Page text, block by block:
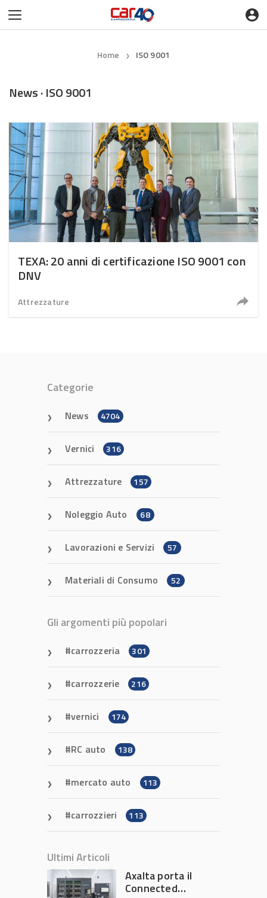
Home ❯ ISO 9001
News · ISO 9001
TEXA: 20 anni di certificazione ISO 9001 con
DNV
Attrezzature
Categorie
News 4704
Vernici 316
Attrezzature 157
Noleggio Auto 68
Lavorazioni e Servizi 57
Materiali di Consumo 52
Gli argomenti più popolari
carrozzeria 301
carrozzerie 216
vernici 174
RC auto 138
mercato auto 113
carrozzieri 113
Ultimi Articoli
Axalta porta il
Connected